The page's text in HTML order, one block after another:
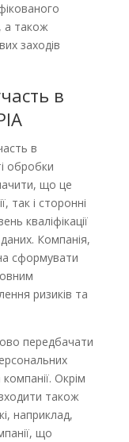
а також
заходів
в
в
обробки
що це
так і сторонні
кваліфікації
Компанія,
сформувати
ризиків та
передбачати
Окрім
також
наприклад,
що